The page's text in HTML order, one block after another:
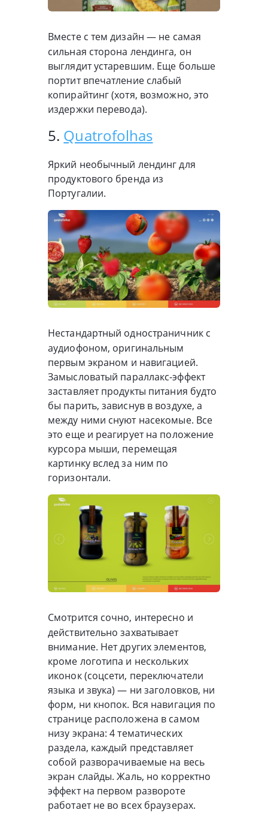
Вместе с тем дизайн — не самая
сильная сторона лендинга, он
выглядит устаревшим. Еще больше
портит впечатление слабый
копирайтинг (хотя, возможно, это
издержки перевода).
5. Quatrofolhas
Яркий необычный лендинг для
продуктового бренда из
Португалии.
Нестандартный одностраничник с
аудиофоном, оригинальным
первым экраном и навигацией.
Замысловатый параллакс-эффект
заставляет продукты питания будто
бы парить, зависнув в воздухе, а
между ними снуют насекомые. Все
это еще и реагирует на положение
курсора мыши, перемещая
картинку вслед за ним по
горизонтали.
Смотрится сочно, интересно и
действительно захватывает
внимание. Нет других элементов,
кроме логотипа и нескольких
иконок (соцсети, переключатели
языка и звука) — ни заголовков, ни
форм, ни кнопок. Вся навигация по
странице расположена в самом
низу экрана: 4 тематических
раздела, каждый представляет
собой разворачиваемые на весь
экран слайды. Жаль, но корректно
эффект на первом развороте
работает не во всех браузерах.